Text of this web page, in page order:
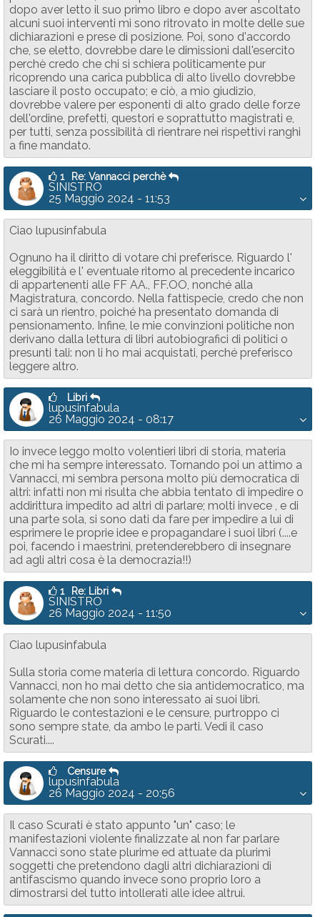
dopo aver letto il suo primo libro e dopo aver ascoltato
alcuni suoi interventi mi sono ritrovato in molte delle sue
dichiarazioni e prese di posizione. Poi, sono d'accordo
che, se eletto, dovrebbe dare le dimissioni dall'esercito
perchè credo che chi si schiera politicamente pur
ricoprendo una carica pubblica di alto livello dovrebbe
lasciare il posto occupato; e ciò, a mio giudizio,
dovrebbe valere per esponenti di alto grado delle forze
dell'ordine, prefetti, questori e soprattutto magistrati e,
per tutti, senza possibilità di rientrare nei rispettivi ranghi
a fine mandato.
1 Re: Vannacci perchè
SINISTRO
25 Maggio 2024 - 11:53
Ciao lupusinfabula
Ognuno ha il diritto di votare chi preferisce. Riguardo l'
eleggibilità e l' eventuale ritorno al precedente incarico
di appartenenti alle FF AA., FF.OO, nonché alla
Magistratura, concordo. Nella fattispecie, credo che non
ci sarà un rientro, poiché ha presentato domanda di
pensionamento. Infine, le mie convinzioni politiche non
derivano dalla lettura di libri autobiografici di politici o
presunti tali: non li ho mai acquistati, perché preferisco
leggere altro.
Libri
lupusinfabula
26 Maggio 2024 - 08:17
Io invece leggo molto volentieri libri di storia, materia
che mi ha sempre interessato. Tornando poi un attimo a
Vannacci, mi sembra persona molto più democratica di
altri: infatti non mi risulta che abbia tentato di impedire o
addirittura impedito ad altri di parlare; molti invece , e di
una parte sola, si sono dati da fare per impedire a lui di
esprimere le proprie idee e propagandare i suoi libri (....e
poi, facendo i maestrini, pretenderebbero di insegnare
ad agli altri cosa è la democrazia!!)
1 Re: Libri
SINISTRO
26 Maggio 2024 - 11:50
Ciao lupusinfabula
Sulla storia come materia di lettura concordo. Riguardo
Vannacci, non ho mai detto che sia antidemocratico, ma
solamente che non sono interessato ai suoi libri.
Riguardo le contestazioni e le censure, purtroppo ci
sono sempre state, da ambo le parti. Vedi il caso
Scurati....
Censure
lupusinfabula
26 Maggio 2024 - 20:56
Il caso Scurati è stato appunto "un" caso; le
manifestazioni violente finalizzate al non far parlare
Vannacci sono state plurime ed attuate da plurimi
soggetti che pretendono dagli altri dichiarazioni di
antifascismo quando invece sono proprio loro a
dimostrarsi del tutto intollerati alle idee altrui.